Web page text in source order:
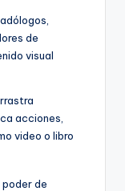
de
visual
acciones,
video o libro
de